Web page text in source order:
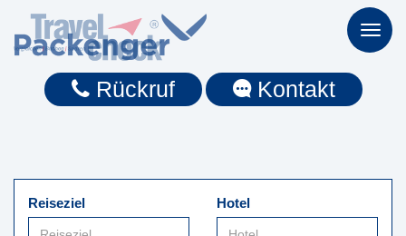
Toggle
Rückruf Kontakt
Reiseziel Hotel